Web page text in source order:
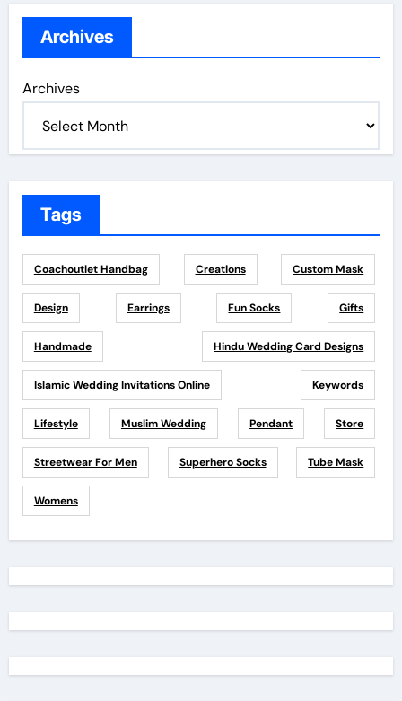
Archives
Archives
Tags
Coachoutlet Handbag Creations Custom Mask
Design Earrings Fun Socks Gifts
Handmade Hindu Wedding Card Designs
Islamic Wedding Invitations Online Keywords
Lifestyle Muslim Wedding Pendant Store
Streetwear For Men Superhero Socks Tube Mask
Womens